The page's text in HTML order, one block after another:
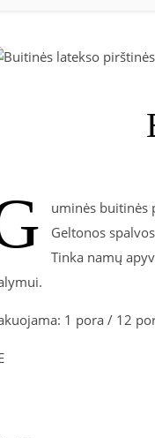
uminės buitinės
Geltonos
Tinka namų
1 pora / 12